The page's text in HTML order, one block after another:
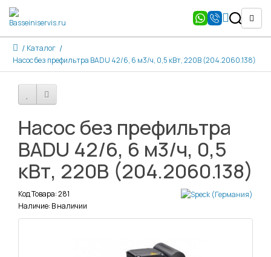
Каталог
Насос без префильтра BADU 42/6, 6 м3/ч, 0,5 кВт, 220В (204.2060.138)
Насос без префильтра
BADU 42/6, 6 м3/ч, 0,5
кВт, 220В (204.2060.138)
Код Товара: 281
Наличие: В наличии